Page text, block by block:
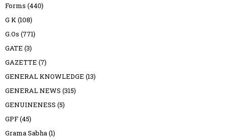
Forms (440)
G K(108)
G.Os (771)
GATE (3)
GAZETTE (7)
GENERAL KNOWLEDGE (13)
GENERAL NEWS (315)
GENUINENESS (5)
GPF(45)
Grama Sabha(1)